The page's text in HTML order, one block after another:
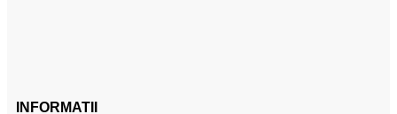
INFORMATII